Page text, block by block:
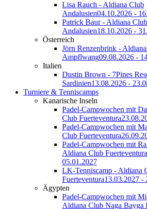
Lisa Rauch - Aldiana Club
Andalusien04.10.2026 -
Patrick Baur - Aldiana Club
Andalusien18.10.2026 -
Österreich
Jörn Renzenbrink -
Ampflwang09.08.2026 -
Italien
Dustin Brown - 7Pines
Sardinien13.08.2026 -
Turniere & Tenniscamps
Kanarische Inseln
Padel-Campwochen mit
Club Fuerteventura
Padel-Campwochen mit
Club Fuerteventura
Padel-Campwochen mit
Aldiana Club Fuerteventura
05.01.2027
LK-Tenniscamp - Aldiana
Fuerteventura13.03.2027 -
Ägypten
Padel-Campwochen mit
Aldiana Club Naga Bayga